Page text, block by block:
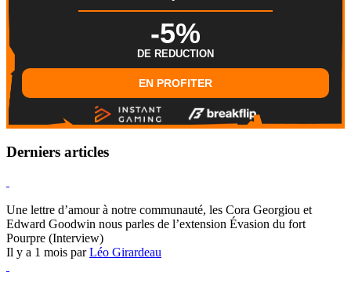
-5%
DE REDUCTION
EN PROFITER
Derniers articles
Une lettre d’amour à notre communauté, les Cora Georgiou et
Edward Goodwin nous parles de l’extension Évasion du fort
Pourpre (Interview)
Il y a 1 mois parLéo Girardeau